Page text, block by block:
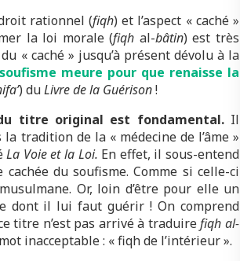
rationnel (fiqh) et l’aspect « caché »
la loi morale (fiqh al-bâtin) est très
« caché » jusqu’à présent dévolu à la
meure pour que renaisse la
) duLivre de la Guérison!
titre original est fondamental.Il
tradition de la « médecine de l’âme »
La Voie et la Loi. En effet, il sous-entend
du soufisme. Comme si celle-ci
Or, loin d’être pour elle un
dont il lui faut guérir ! On comprend
titre n’est pas arrivé à traduirefiqh al-
inacceptable : « fiqh de l’intérieur ».